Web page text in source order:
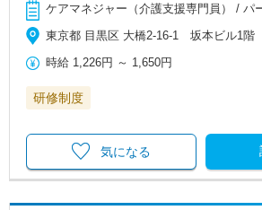
ケアマネジャー（介護支援専門員） / パ
東京都 目黒区 大橋2-16-1 坂本ビル1階
時給 1,226円 ～ 1,650円
研修制度
気になる